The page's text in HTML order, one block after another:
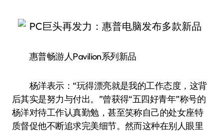
惠普畅游人Pavilion系列新品
杨洋表示：“玩得漂亮就是我的工作态度，这背
后其实是努力与付出。”曾获得“五四好青年”称号的
杨洋对待工作认真勤勉，甚至笑称自己的处女座特
质督促他不断追求完美细节。然而这种在别人眼里